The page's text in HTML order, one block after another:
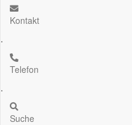
Kontakt
.
Telefon
.
Suche